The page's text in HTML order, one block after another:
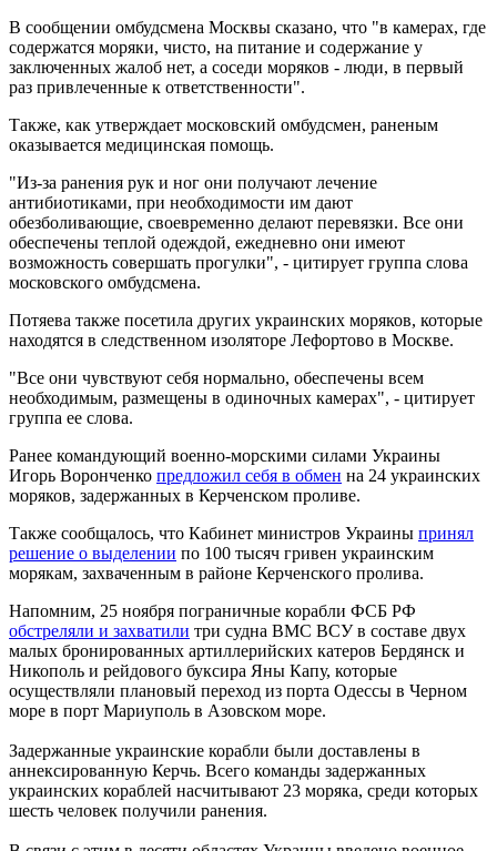
В сообщении омбудсмена Москвы сказано, что "в камерах, где
содержатся моряки, чисто, на питание и содержание у
заключенных жалоб нет, а соседи моряков - люди, в первый
раз привлеченные к ответственности".
Также, как утверждает московский омбудсмен, раненым
оказывается медицинская помощь.
"Из-за ранения рук и ног они получают лечение
антибиотиками, при необходимости им дают
обезболивающие, своевременно делают перевязки. Все они
обеспечены теплой одеждой, ежедневно они имеют
возможность совершать прогулки", - цитирует группа слова
московского омбудсмена.
Потяева также посетила других украинских моряков, которые
находятся в следственном изоляторе Лефортово в Москве.
"Все они чувствуют себя нормально, обеспечены всем
необходимым, размещены в одиночных камерах", - цитирует
группа ее слова.
Ранее командующий военно-морскими силами Украины
Игорь Воронченко предложил себя в обмен на 24 украинских
моряков, задержанных в Керченском проливе.
Также сообщалось, что Кабинет министров Украины принял
решение о выделении по 100 тысяч гривен украинским
морякам, захваченным в районе Керченского пролива.
Напомним, 25 ноября пограничные корабли ФСБ РФ
обстреляли и захватили три судна ВМС ВСУ в составе двух
малых бронированных артиллерийских катеров Бердянск и
Никополь и рейдового буксира Яны Капу, которые
осуществляли плановый переход из порта Одессы в Черном
море в порт Мариуполь в Азовском море.
Задержанные украинские корабли были доставлены в
аннексированную Керчь. Всего команды задержанных
украинских кораблей насчитывают 23 моряка, среди которых
шесть человек получили ранения.